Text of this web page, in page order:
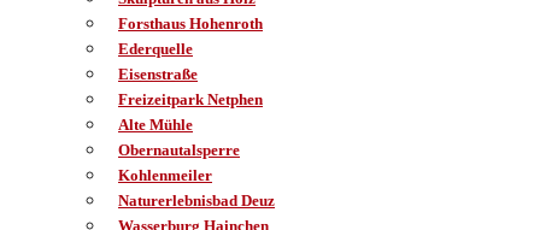
Forsthaus Hohenroth
Ederquelle
Eisenstraße
Freizeitpark Netphen
Alte Mühle
Obernautalsperre
Kohlenmeiler
Naturerlebnisbad Deuz
Wasserburg Hainchen